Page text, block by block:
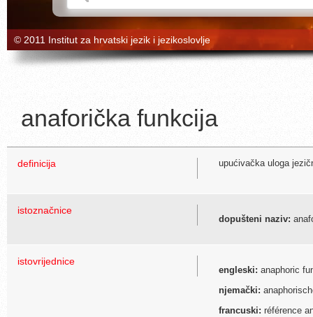
© 2011 Institut za hrvatski jezik i jezikoslovlje
anaforička funkcija
definicija upućivačka uloga
istoznačnice
dopušteni naziv:
istovrijednice
engleski: anaphoric
njemački:
francuski: référence